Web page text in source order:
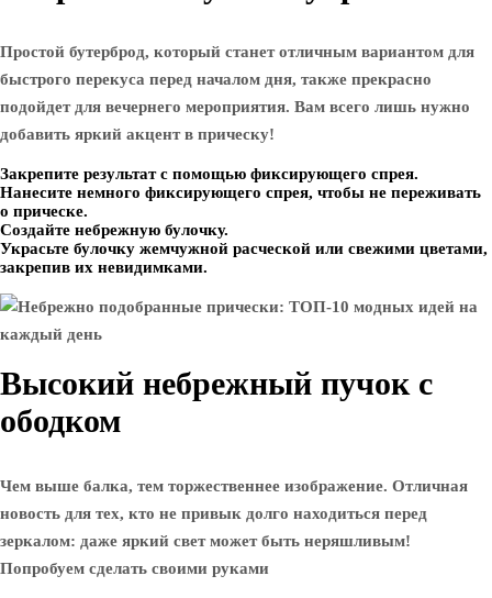
Простой бутерброд, который станет отличным вариантом для
быстрого перекуса перед началом дня, также прекрасно
подойдет для вечернего мероприятия. Вам всего лишь нужно
добавить яркий акцент в прическу!
Закрепите результат с помощью фиксирующего спрея.
Нанесите немного фиксирующего спрея, чтобы не переживать
о прическе.
Создайте небрежную булочку.
Украсьте булочку жемчужной расческой или свежими цветами,
закрепив их невидимками.
Высокий небрежный пучок с
ободком
Чем выше балка, тем торжественнее изображение. Отличная
новость для тех, кто не привык долго находиться перед
зеркалом: даже яркий свет может быть неряшливым!
Попробуем сделать своими руками